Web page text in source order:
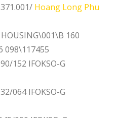
Hoang Long Phu
160
098\117455
152 IFOKSO-G
064 IFOKSO-G